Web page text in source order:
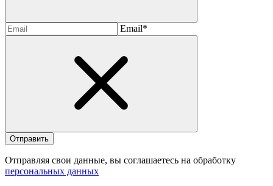
Email*
Отправляя свои данные, вы соглашаетесь на обработку
персональных данных